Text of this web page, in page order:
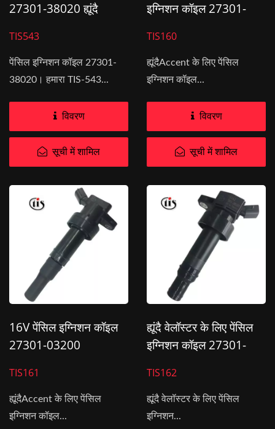
27301-38020 ह्यूंदै
TIS543
पेंसिल इग्निशन कॉइल 27301-
38020। हमारा TIS-543...
विवरण
सूची में शामिल
इग्निशन कॉइल 27301-
TIS160
ह्यूंदैAccent के लिए पेंसिल
इग्निशन कॉइल...
विवरण
सूची में शामिल
16V पेंसिल इग्निशन कॉइल
27301-03200
TIS161
ह्यूंदैAccent के लिए पेंसिल
इग्निशन कॉइल...
ह्यूंदै वेलॉस्टर के लिए पेंसिल
इग्निशन कॉइल 27301-
TIS162
ह्यूंदै वेलॉस्टर के लिए पेंसिल
इग्निशन...